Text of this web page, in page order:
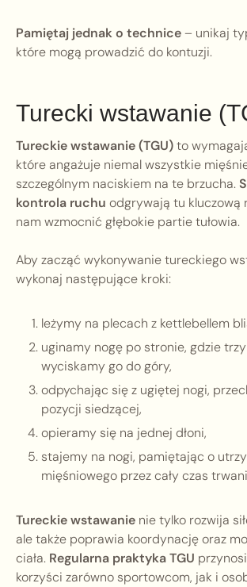
Pamiętaj jednak o technice– unikaj
które mogą prowadzić do kontuzji.
Turecki wstawanie
Tureckie wstawanie (TGU)to
które angażuje niemal wszystkie
szczególnym naciskiem na te brzucha.
kontrola ruchu odgrywają tu kluczową
nam wzmocnić głębokie partie tułowia.
Aby zacząć wykonywanie tureckiego
wykonaj następujące kroki:
leżymy na plecach z kettlebellem
uginamy nogę po stronie, gdzie
wyciskamy go do góry,
odpychając się z ugiętej nogi,
pozycji siedzącej,
opieramy się na jednej dłoni,
stajemy na nogi, pamiętając o
mięśniowego przez cały czas
Tureckie wstawanie nie tylko rozwija
ale także poprawia koordynację oraz
ciała. Regularna praktyka TGU
korzyści zarówno sportowcom, jak i